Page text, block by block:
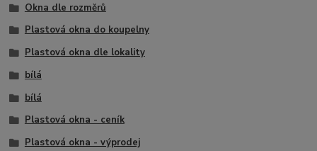
Okna dle rozměrů
Plastová okna do koupelny
Plastová okna dle lokality
bílá
bílá
Plastová okna - ceník
Plastová okna - výprodej